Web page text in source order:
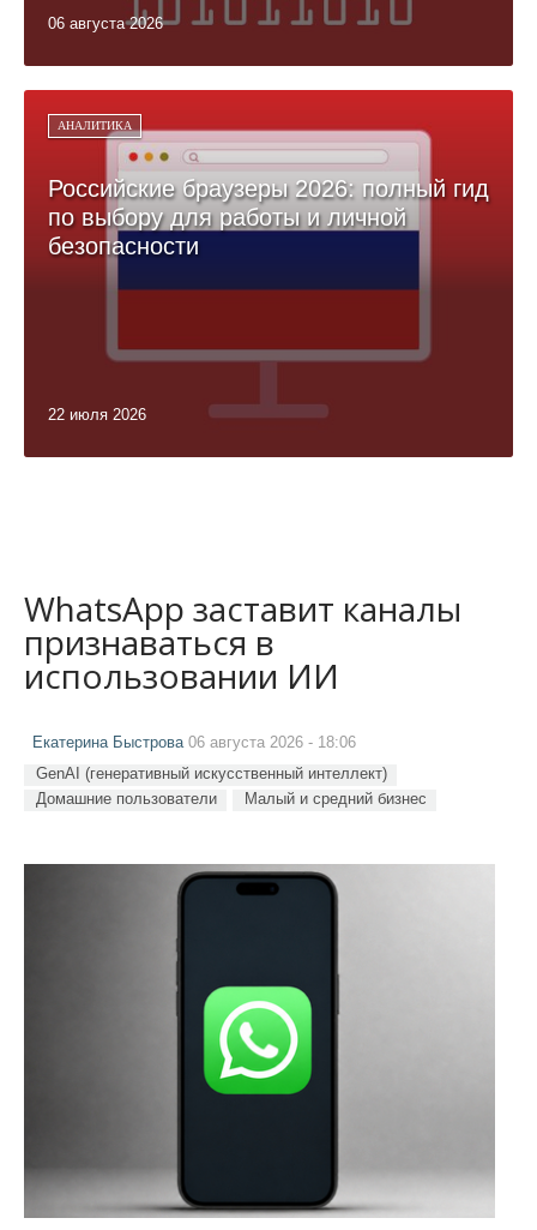
06 августа 2026
АНАЛИТИКА
Российские браузеры 2026: полный гид
по выбору для работы и личной
безопасности
22 июля 2026
WhatsApp заставит каналы
признаваться в
использовании ИИ
Екатерина Быстрова06 августа 2026 - 18:06
GenAI (генеративный искусственный интеллект)
Домашние пользователи
Малый и средний бизнес